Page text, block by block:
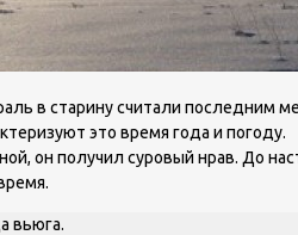
в старину считали последним
это время года и погоду.
он получил суровый нрав. До
вьюга.